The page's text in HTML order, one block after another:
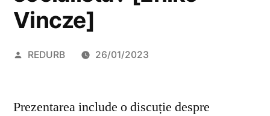
Vincze]
Posted
REDURB 26/01/2023
Prezentarea include o discuție despre